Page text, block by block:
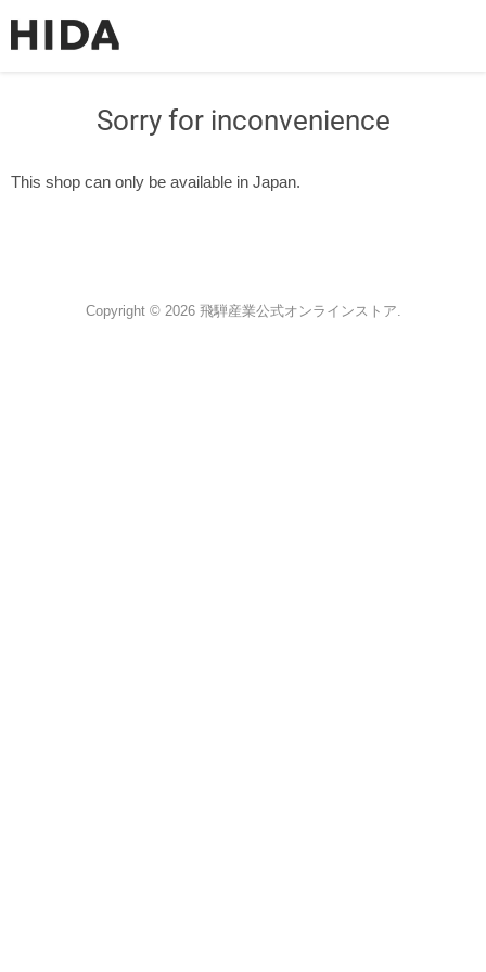
Sorry for inconvenience
This shop can only be available in Japan.
Copyright © 2026 飛騨産業公式オンラインストア.